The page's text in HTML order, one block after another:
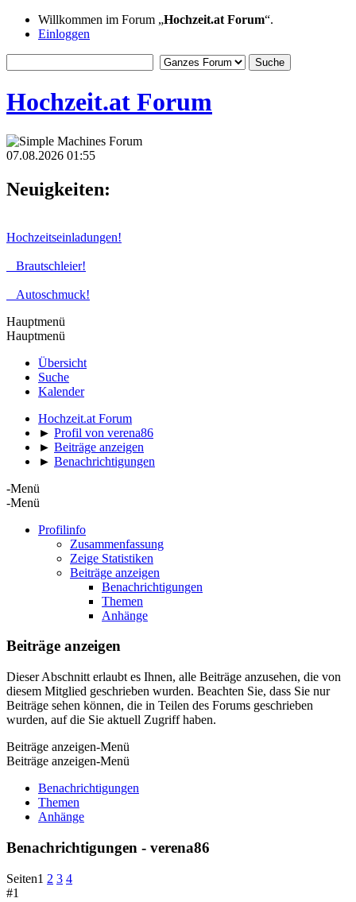
Willkommen im Forum „Hochzeit.at Forum“.
Einloggen
Hochzeit.at Forum
07.08.2026 01:55
Neuigkeiten:
Hochzeitseinladungen!
Brautschleier!
Autoschmuck!
Hauptmenü
Hauptmenü
Übersicht
Suche
Kalender
Hochzeit.at Forum
► Profil von verena86
► Beiträge anzeigen
► Benachrichtigungen
-Menü
-Menü
Profilinfo
Zusammenfassung
Zeige Statistiken
Beiträge anzeigen
Benachrichtigungen
Themen
Anhänge
Beiträge anzeigen
Dieser Abschnitt erlaubt es Ihnen, alle Beiträge anzusehen, die von
diesem Mitglied geschrieben wurden. Beachten Sie, dass Sie nur
Beiträge sehen können, die in Teilen des Forums geschrieben
wurden, auf die Sie aktuell Zugriff haben.
Beiträge anzeigen-Menü
Beiträge anzeigen-Menü
Benachrichtigungen
Themen
Anhänge
Benachrichtigungen - verena86
Seiten1 2 3 4
#1